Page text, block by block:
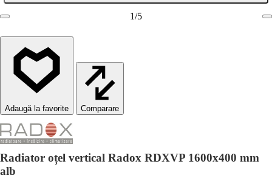
1/5
Comparare
Radiator oțel vertical Radox RDXVP 1600x400 mm
alb